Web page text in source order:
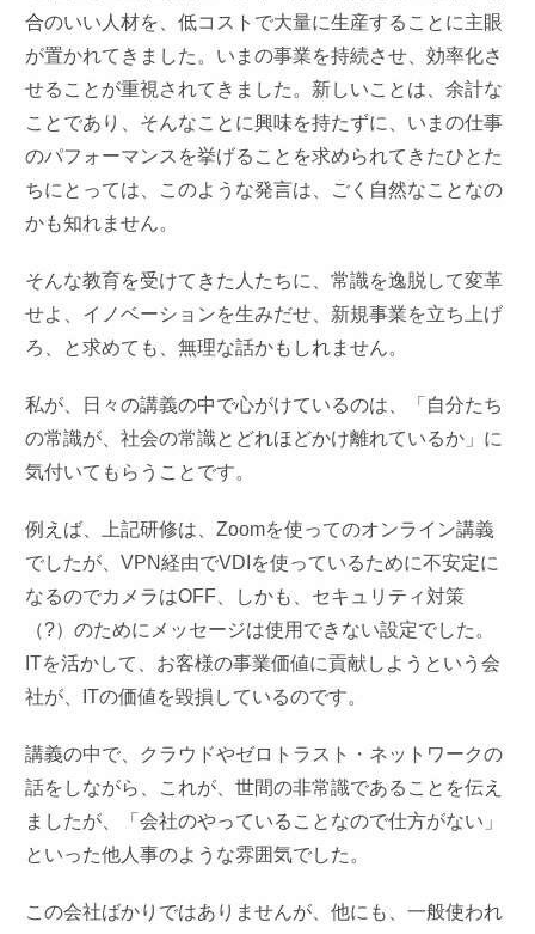
合のいい人材を、低コストで大量に生産することに主眼
が置かれてきました。いまの事業を持続させ、効率化さ
せることが重視されてきました。新しいことは、余計な
ことであり、そんなことに興味を持たずに、いまの仕事
のパフォーマンスを挙げることを求められてきたひとた
ちにとっては、このような発言は、ごく自然なことなの
かも知れません。
そんな教育を受けてきた人たちに、常識を逸脱して変革
せよ、イノベーションを生みだせ、新規事業を立ち上げ
ろ、と求めても、無理な話かもしれません。
私が、日々の講義の中で心がけているのは、「自分たち
の常識が、社会の常識とどれほどかけ離れているか」に
気付いてもらうことです。
例えば、上記研修は、Zoomを使ってのオンライン講義
でしたが、VPN経由でVDIを使っているために不安定に
なるのでカメラはOFF、しかも、セキュリティ対策
（?）のためにメッセージは使用できない設定でした。
ITを活かして、お客様の事業価値に貢献しようという会
社が、ITの価値を毀損しているのです。
講義の中で、クラウドやゼロトラスト・ネットワークの
話をしながら、これが、世間の非常識であることを伝え
ましたが、「会社のやっていることなので仕方がない」
といった他人事のような雰囲気でした。
この会社ばかりではありませんが、他にも、一般使われ